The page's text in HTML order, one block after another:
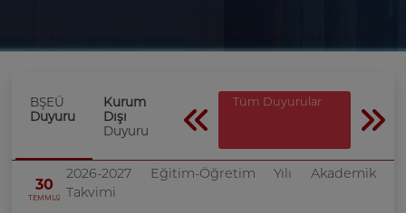
BŞEÜ
Duyuru
Kurum
Dışı
Duyuru
Tüm Duyurular
30
TEMMUZ
2026-2027 Eğitim-Öğretim Yılı Akademik
Takvimi